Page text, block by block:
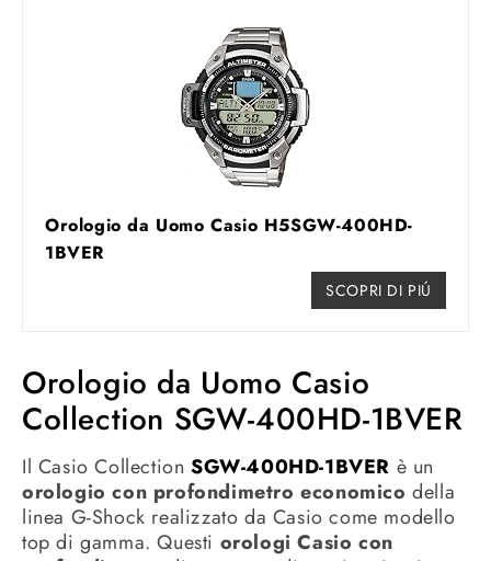
Orologio da Uomo Casio H5SGW-400HD-
1BVER
SCOPRI DI PIÚ
Orologio da Uomo Casio
Collection SGW-400HD-1BVER
Il Casio Collection SGW-400HD-1BVER è un
orologio con profondimetro economico della
linea G-Shock realizzato da Casio come modello
top di gamma. Questi orologi Casio con